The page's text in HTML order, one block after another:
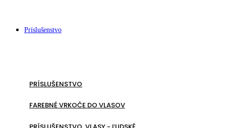
Príslušenstvo
PRÍSLUŠENSTVO
FAREBNÉ VRKOČE DO VLASOV